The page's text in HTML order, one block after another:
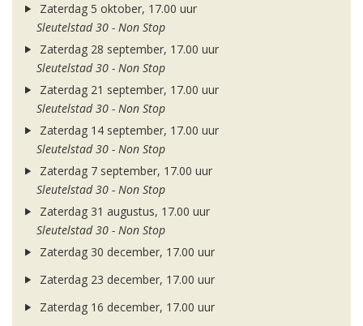
Zaterdag 5 oktober, 17.00 uur
Sleutelstad 30 - Non Stop
Zaterdag 28 september, 17.00 uur
Sleutelstad 30 - Non Stop
Zaterdag 21 september, 17.00 uur
Sleutelstad 30 - Non Stop
Zaterdag 14 september, 17.00 uur
Sleutelstad 30 - Non Stop
Zaterdag 7 september, 17.00 uur
Sleutelstad 30 - Non Stop
Zaterdag 31 augustus, 17.00 uur
Sleutelstad 30 - Non Stop
Zaterdag 30 december, 17.00 uur
Zaterdag 23 december, 17.00 uur
Zaterdag 16 december, 17.00 uur